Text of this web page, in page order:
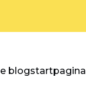
blogstartpagina